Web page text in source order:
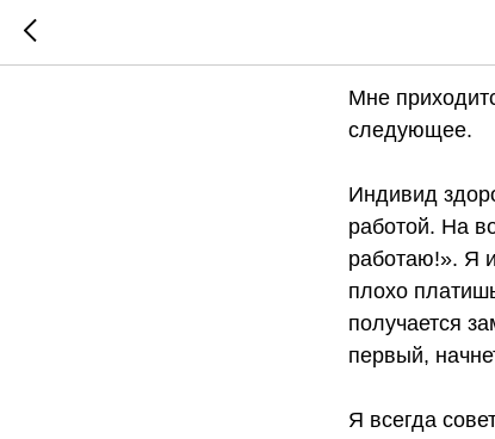
Мне
следующее.
Индивид
работой. На
работаю!». Я
плохо
получается
первый,
Я всегда